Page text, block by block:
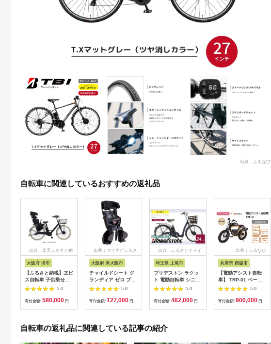
出典：ふるなび
自転車に関連しているおすすめの返礼品
出典：楽天ふるさと納
大阪府 堺市
【ふるさと納税】ヱビ
ス自転車 子供乗せ自
転車 26インチ 電動ア
シスト自転車 シマノ
製内装3段変速 OGK
5.0
寄付金額: 580,000 円
出典：マイナビふるさ
大阪府 東大阪市
チャイルドシート グ
ランディア ゼロ プラ
ス＜RBC-017DX
ZERO PLUS＞ ココ
アブラウン
5.0
寄付金額: 127,000 円
出典：ふるさとチョイ
埼玉県 上尾市
ブリヂストン ラクッ
ト 電動自転車 シニア
向け 24インチ サファ
イヤブルー | 埼玉県
上尾市 自転車 電動ア
じいちゃん おばあち
ゃん チャリンコ ブリ
5.0
寄付金額: 482,000 円
出典：ふるなび
兵庫県 西脇市
【電動アシスト自転
車】 TRP-01 ベージ
ュ 【ハセガワモビリ
ティ×YADEA】
（900-1）
5.0
寄付金額: 900,000 円
自転車の返礼品に関連している記事の紹介